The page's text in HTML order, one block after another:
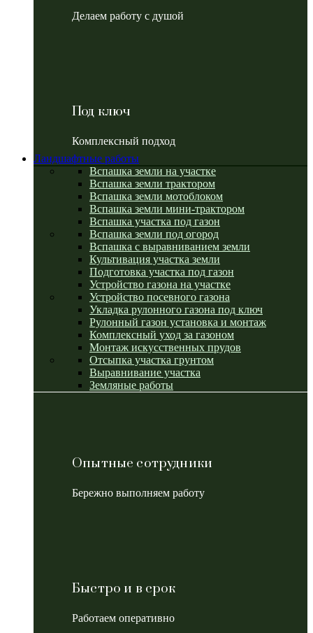
Делаем работу с душой
Под ключ
Комплексный подход
Ландшафтные работы
Вспашка земли на участке
Вспашка земли трактором
Вспашка земли мотоблоком
Вспашка земли мини-трактором
Вспашка участка под газон
Вспашка земли под огород
Вспашка с выравниванием земли
Культивация участка земли
Подготовка участка под газон
Устройство газона на участке
Устройство посевного газона
Укладка рулонного газона под ключ
Рулонный газон установка и монтаж
Комплексный уход за газоном
Монтаж искусственных прудов
Отсыпка участка грунтом
Выравнивание участка
Земляные работы
Опытные сотрудники
Бережно выполняем работу
Быстро и в срок
Работаем оперативно